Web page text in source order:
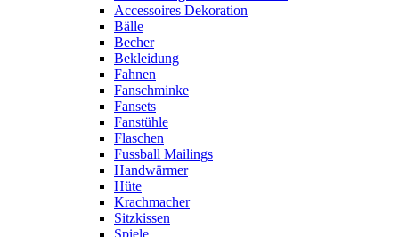
Accessoires Dekoration
Bälle
Becher
Bekleidung
Fahnen
Fanschminke
Fansets
Fanstühle
Flaschen
Fussball Mailings
Handwärmer
Hüte
Krachmacher
Sitzkissen
Spiele